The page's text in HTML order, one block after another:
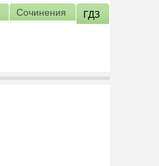
Сочинения ГДЗ